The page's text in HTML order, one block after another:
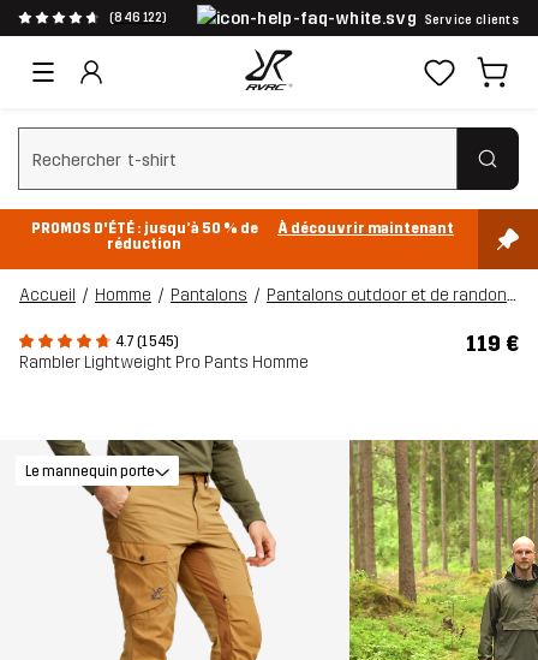
(846 122) Service clients
Effacer la recherche
PROMOS D'ÉTÉ : jusqu’à 50 % de
réduction
À découvrir maintenant
Accueil Homme Pantalons Pantalons outdoor et de randonnée
4.7 (1 545)
Rambler Lightweight Pro Pants Homme
119 €
Le mannequin porte